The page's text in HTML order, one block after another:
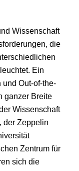
Wissenschaft
die
Ein
Out-of-the-
ganzer Breite
Wissenschaft
der Zeppelin
Zentrum für
sich die